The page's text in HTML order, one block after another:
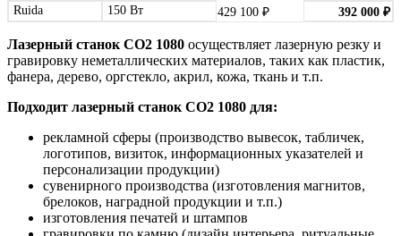
Ruida
150 Вт 429 100 ₽ 392 000 ₽
Лазерный станок СО2 1080 осуществляет лазерную резку и
гравировку неметаллических материалов, таких как пластик,
фанера, дерево, оргстекло, акрил, кожа, ткань и т.п.
Подходит лазерный станок СО2 1080 для:
рекламной сферы (производство вывесок, табличек,
логотипов, визиток, информационных указателей и
персонализации продукции)
сувенирного производства (изготовления магнитов,
брелоков, наградной продукции и т.п.)
изготовления печатей и штампов